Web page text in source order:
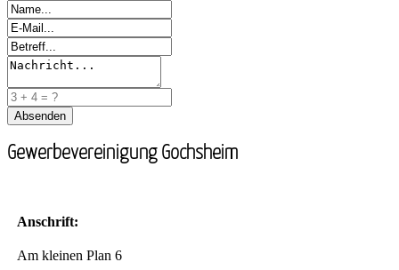
Gewerbevereinigung Gochsheim
Anschrift:
Am kleinen Plan 6